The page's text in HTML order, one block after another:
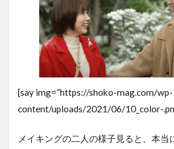
[say img=”https://shoko-mag.com/wp-
content/uploads/2021/06/10_color-
メイキングの二人の様子見ると、本当